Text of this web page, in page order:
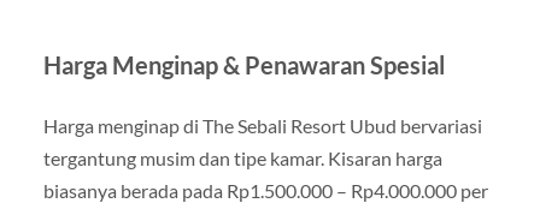
Harga Menginap & Penawaran Spesial
Harga menginap di The Sebali Resort Ubud bervariasi
tergantung musim dan tipe kamar. Kisaran harga
biasanya berada pada Rp1.500.000 – Rp4.000.000 per